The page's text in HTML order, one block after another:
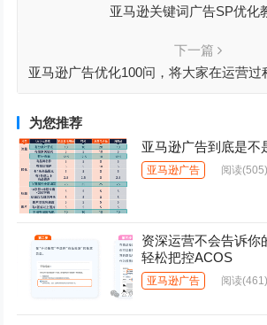
亚马逊关键词广告SP优化
下一篇
亚马逊广告优化100问，将大家在运营过
为您推荐
亚马逊广告到底是不
亚马逊广告 阅读(505)
资深运营不会告诉你
轻松把控ACOS
亚马逊广告 阅读(461)